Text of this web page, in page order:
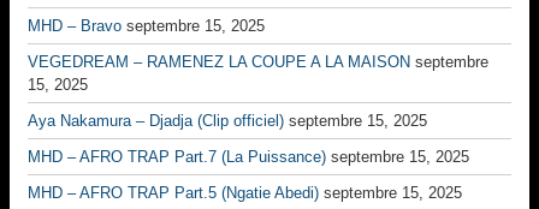
MHD – Bravo septembre 15, 2025
VEGEDREAM – RAMENEZ LA COUPE A LA MAISON septembre
15, 2025
Aya Nakamura – Djadja (Clip officiel) septembre 15, 2025
MHD – AFRO TRAP Part.7 (La Puissance) septembre 15, 2025
MHD – AFRO TRAP Part.5 (Ngatie Abedi) septembre 15, 2025